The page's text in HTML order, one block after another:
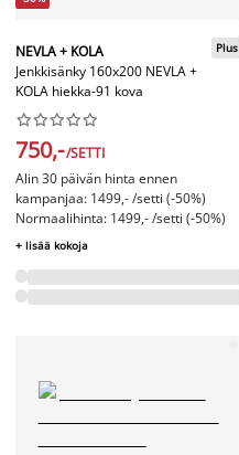
NEVLA + KOLA
Jenkkisänky 160x200 NEVLA +
KOLA hiekka-91 kova
Plus






750,-/SETTI
Alin 30 päivän hinta ennen
kampanjaa: 1499,- /setti (-50%)
Normaalihinta: 1499,- /setti (-50%)
+ lisää kokoja